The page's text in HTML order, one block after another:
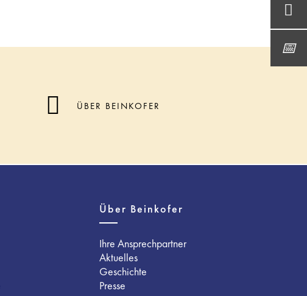
ÜBER BEINKOFER
Über Beinkofer
Ihre Ansprechpartner
Aktuelles
Geschichte
Presse